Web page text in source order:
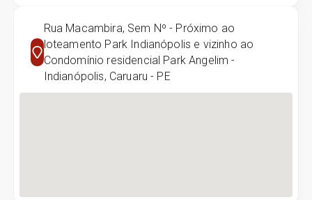
Rua Macambira, Sem Nº - Próximo ao
loteamento Park Indianópolis e vizinho ao
Condomínio residencial Park Angelim -
Indianópolis, Caruaru - PE